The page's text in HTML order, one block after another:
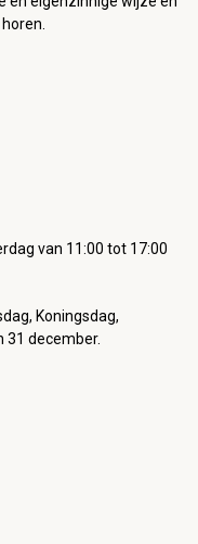
van 11:00 tot 17:00
Koningsdag,
31 december.